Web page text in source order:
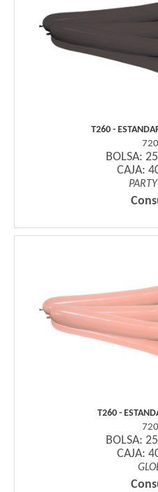
T260 -
BOLSA:
CAJA:
T260 -
BOLSA:
CAJA: